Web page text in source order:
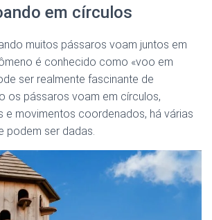
em círculos
muitos pássaros voam juntos em
é conhecido como «voo em
ser realmente fascinante de
os pássaros voam em círculos,
e movimentos coordenados, há várias
podem ser dadas.